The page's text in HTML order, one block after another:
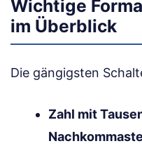
Wichtige
im Überblick
Die gängigsten
Zahl mit